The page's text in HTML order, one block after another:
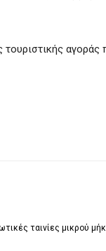
αγοράς
ταινίες μικρού